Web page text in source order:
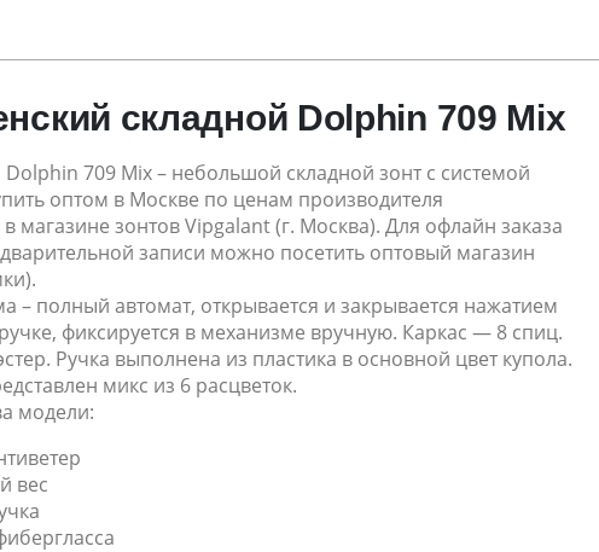
складной Dolphin 709 Mix
709 Mix – небольшой складной зонт с системой
оптом в Москве по ценам производителя
магазине зонтов Vipgalant (г. Москва). Для офлайн заказа
записи можно посетить оптовый магазин
– полный автомат, открывается и закрывается нажатием
фиксируется в механизме вручную. Каркас — 8 спиц.
Ручка выполнена из пластика в основной цвет купола.
микс из 6 расцветок.
модели:
вес